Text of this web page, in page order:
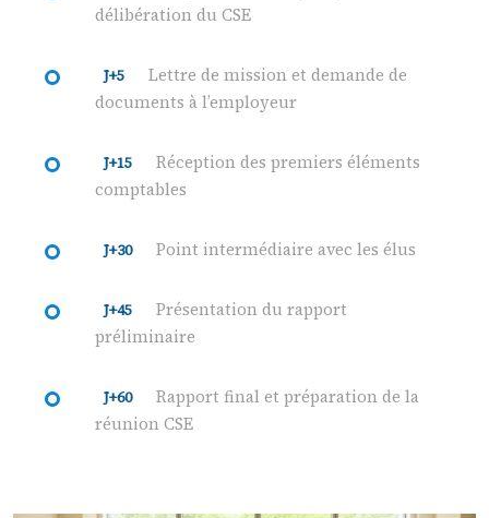
délibération du CSE
J+5
Lettre de mission et demande de
documents à l’employeur
J+15
Réception des premiers éléments
comptables
J+30 Point intermédiaire avec les élus
J+45
Présentation du rapport
préliminaire
J+60
Rapport final et préparation de la
réunion CSE